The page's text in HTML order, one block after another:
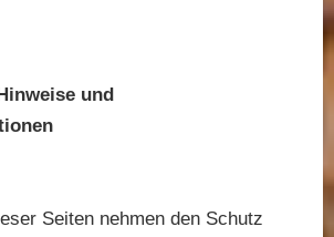
und
Seiten nehmen den Schutz